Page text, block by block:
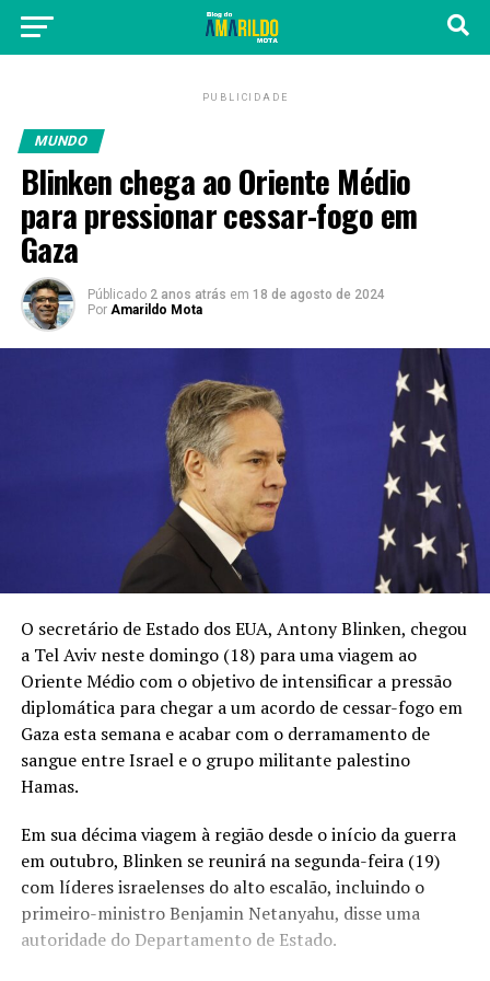
PUBLICIDADE
MUNDO
Blinken chega ao Oriente Médio
para pressionar cessar-fogo em
Gaza
Públicado 2 anos atrás em 18 de agosto de 2024
Por Amarildo Mota
O secretário de Estado dos EUA, Antony Blinken, chegou
a Tel Aviv neste domingo (18) para uma viagem ao
Oriente Médio com o objetivo de intensificar a pressão
diplomática para chegar a um acordo de cessar-fogo em
Gaza esta semana e acabar com o derramamento de
sangue entre Israel e o grupo militante palestino
Hamas.
Em sua décima viagem à região desde o início da guerra
em outubro, Blinken se reunirá na segunda-feira (19)
com líderes israelenses do alto escalão, incluindo o
primeiro-ministro Benjamin Netanyahu, disse uma
autoridade do Departamento de Estado.